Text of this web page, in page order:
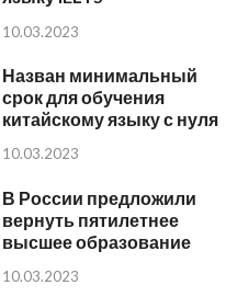
10.03.2023
Назван минимальный
срок для обучения
китайскому языку с нуля
10.03.2023
В России предложили
вернуть пятилетнее
высшее образование
10.03.2023